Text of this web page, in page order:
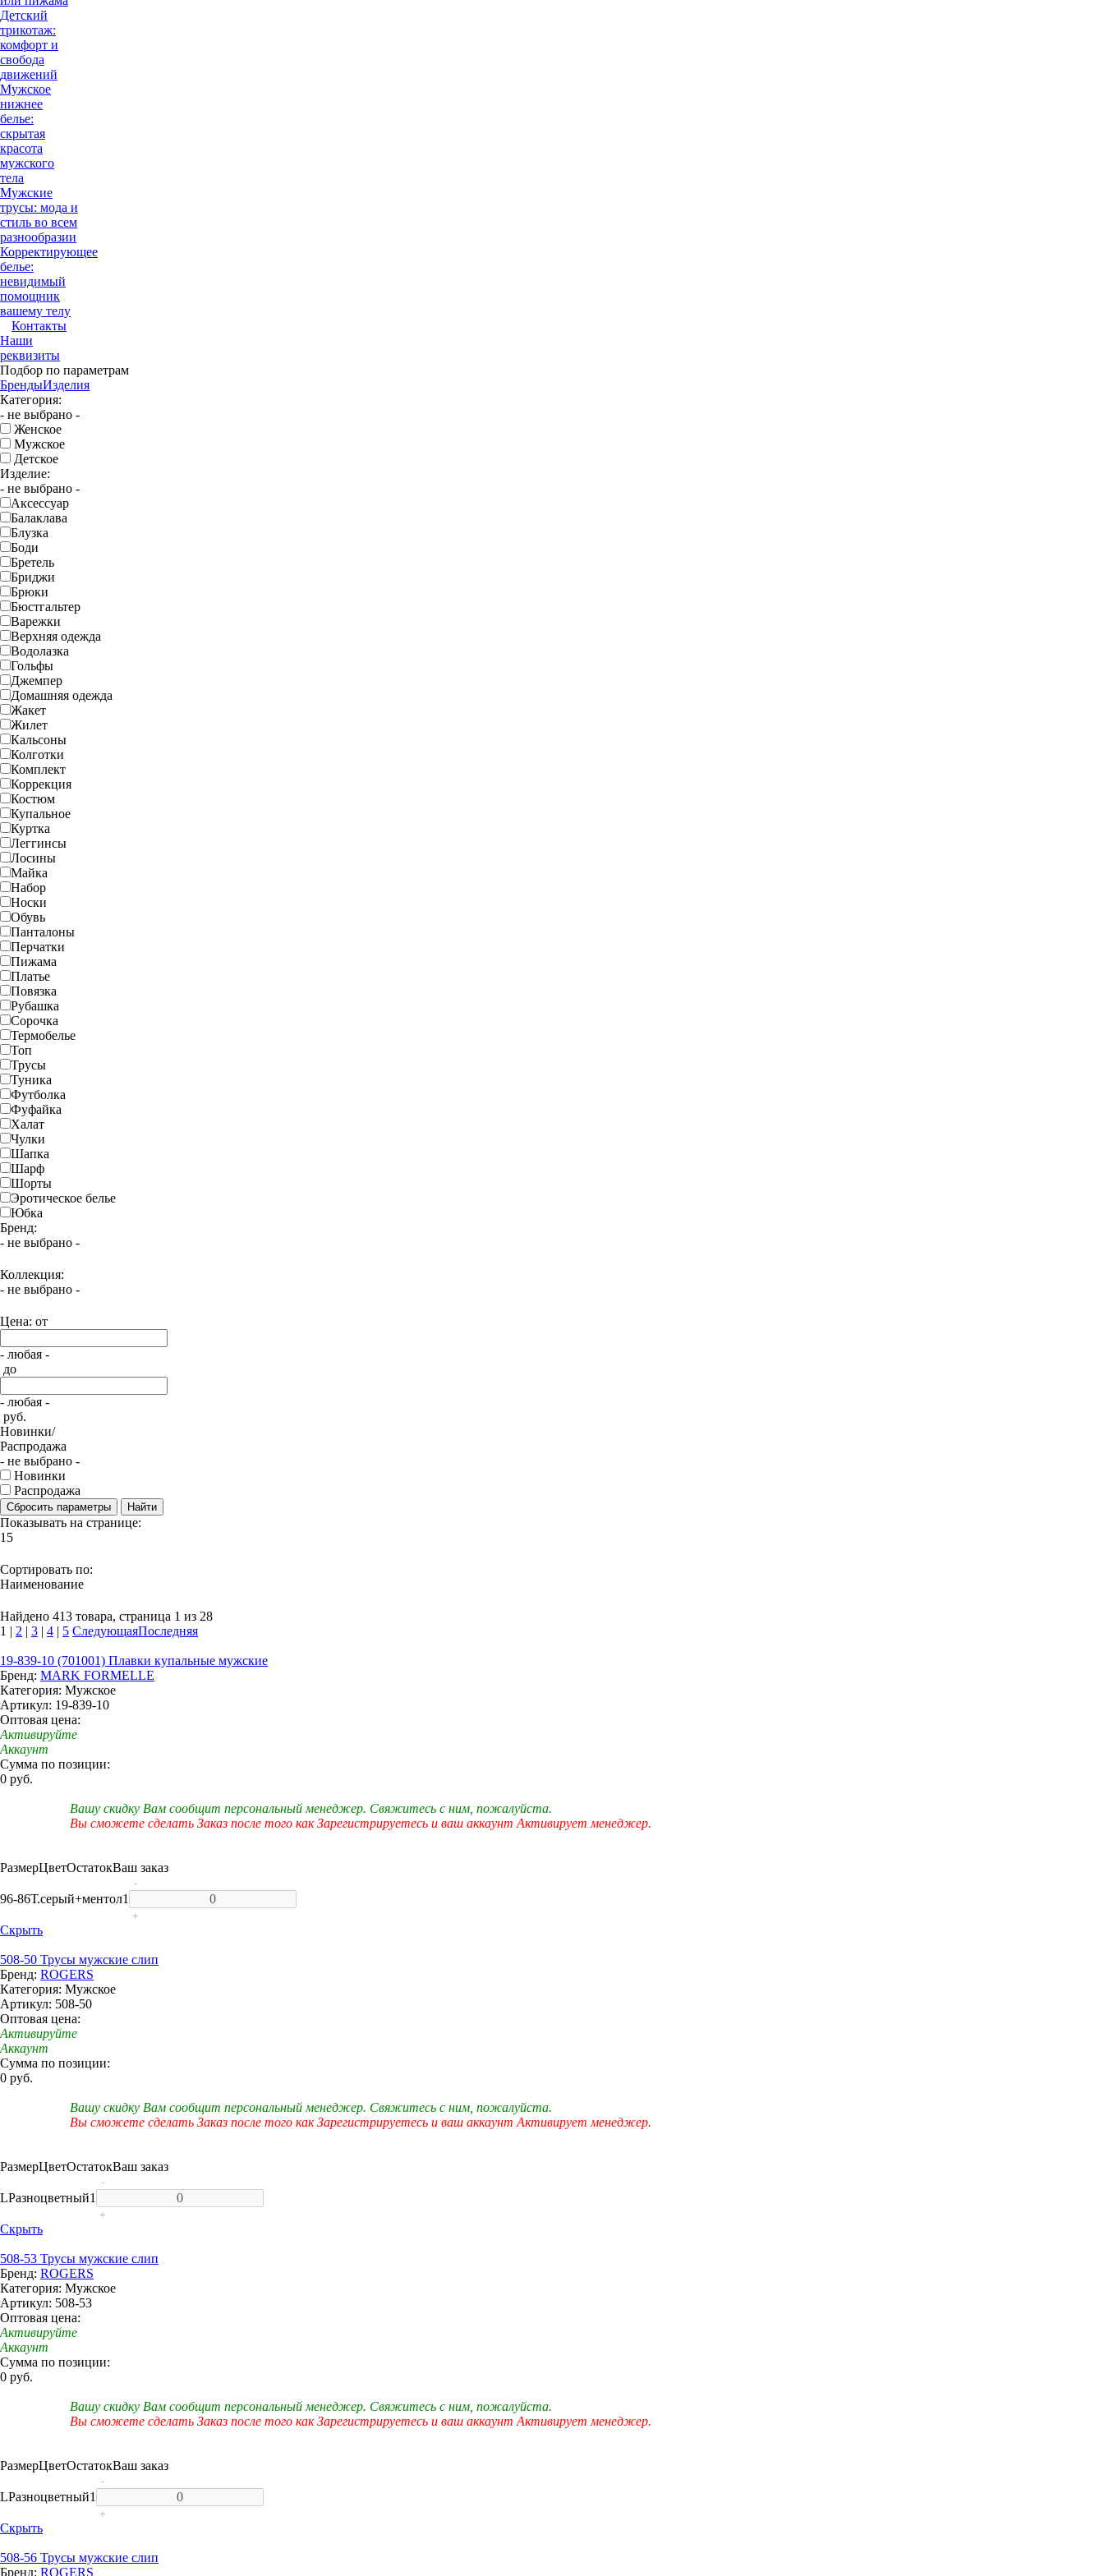
Детский
трикотаж:
комфорт и
свобода
движений
Мужское
нижнее
белье:
скрытая
красота
мужского
тела
Мужские
трусы: мода и
стиль во всем
разнообразии
Корректирующее
белье:
невидимый
помощник
вашему телу
Контакты
Наши
реквизиты
Подбор по параметрам
БрендыИзделия
Категория:
- не выбрано -
Женское
Мужское
Детское
Изделие:
- не выбрано -
Аксессуар
Балаклава
Блузка
Боди
Бретель
Бриджи
Брюки
Бюстгальтер
Варежки
Верхняя одежда
Водолазка
Гольфы
Джемпер
Домашняя одежда
Жакет
Жилет
Кальсоны
Колготки
Комплект
Коррекция
Костюм
Купальное
Куртка
Леггинсы
Лосины
Майка
Набор
Носки
Обувь
Панталоны
Перчатки
Пижама
Платье
Повязка
Рубашка
Сорочка
Термобелье
Топ
Трусы
Туника
Футболка
Фуфайка
Халат
Чулки
Шапка
Шарф
Шорты
Эротическое белье
Юбка
Бренд:
- не выбрано -
Коллекция:
- не выбрано -
Цена: от
- любая -
до
- любая -
руб.
Новинки/
Распродажа
- не выбрано -
Новинки
Распродажа
Сбросить параметры Найти
Показывать на странице:
15
Сортировать по:
Наименование
Найдено 413 товара, страница 1 из 28
1 | 2 | 3 | 4 | 5 СледующаяПоследняя
19-839-10 (701001) Плавки купальные мужские
Бренд: MARK FORMELLE
Категория: Мужское
Артикул: 19-839-10
Оптовая цена:
Активируйте
Аккаунт
Сумма по позиции:
0 руб.
Вашу скидку Вам сообщит персональный менеджер. Свяжитесь с ним, пожалуйста.
Вы сможете сделать Заказ после того как Зарегистрируетесь и ваш аккаунт Активирует менеджер.
РазмерЦветОстатокВаш заказ
96-86Т.серый+ментол1
-
+
Скрыть
508-50 Трусы мужские слип
Бренд: ROGERS
Категория: Мужское
Артикул: 508-50
Оптовая цена:
Активируйте
Аккаунт
Сумма по позиции:
0 руб.
Вашу скидку Вам сообщит персональный менеджер. Свяжитесь с ним, пожалуйста.
Вы сможете сделать Заказ после того как Зарегистрируетесь и ваш аккаунт Активирует менеджер.
РазмерЦветОстатокВаш заказ
LРазноцветный1
-
+
Скрыть
508-53 Трусы мужские слип
Бренд: ROGERS
Категория: Мужское
Артикул: 508-53
Оптовая цена:
Активируйте
Аккаунт
Сумма по позиции:
0 руб.
Вашу скидку Вам сообщит персональный менеджер. Свяжитесь с ним, пожалуйста.
Вы сможете сделать Заказ после того как Зарегистрируетесь и ваш аккаунт Активирует менеджер.
РазмерЦветОстатокВаш заказ
LРазноцветный1
-
+
Скрыть
508-56 Трусы мужские слип
Бренд: ROGERS